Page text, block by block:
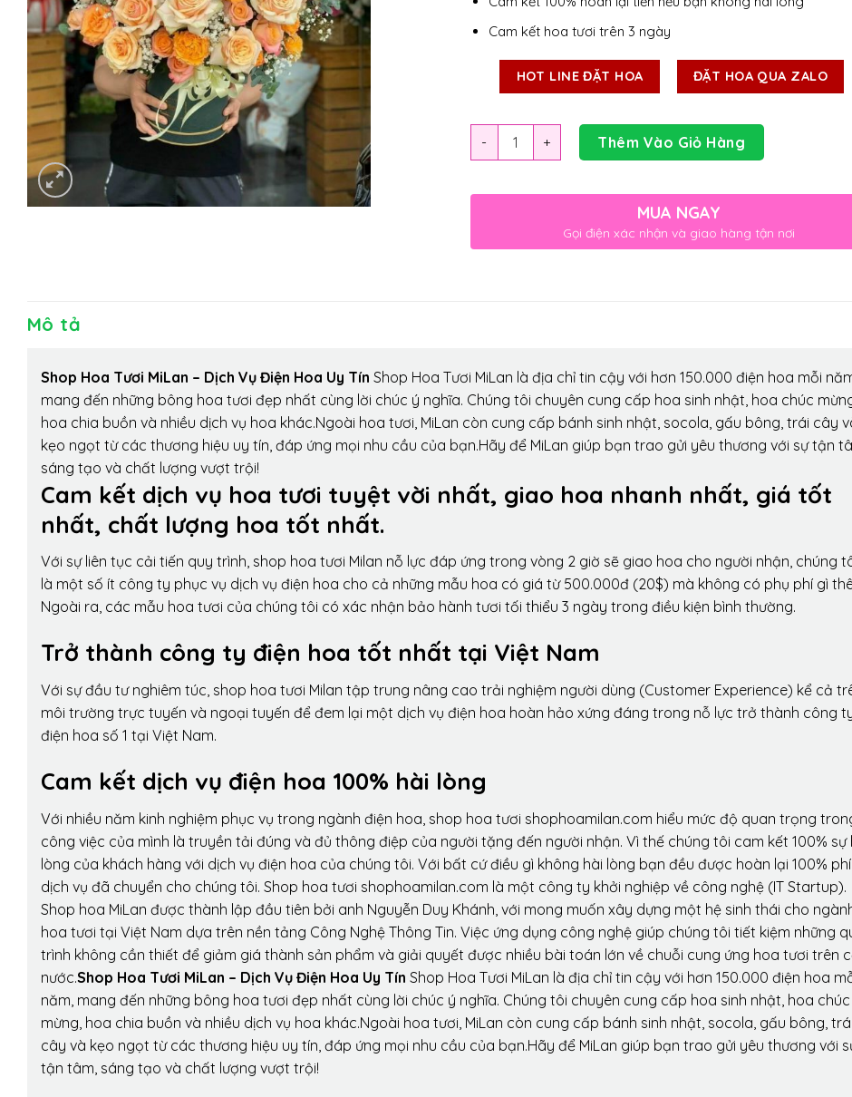
Cam kết hoa tươi trên 3 ngày
HOT LINE ĐẶT HOA ĐẶT HOA QUA ZALO
Số lượng Thêm Vào Giỏ Hàng
MUA NGAY
Gọi điện xác nhận và giao hàng tận nơi
Mô tả
Shop Hoa Tươi MiLan – Dịch Vụ Điện Hoa Uy Tín Shop Hoa Tươi MiLan là địa chỉ tin cậy với hơn 150.000 điện hoa mỗi
mang đến những bông hoa tươi đẹp nhất cùng lời chúc ý nghĩa. Chúng tôi chuyên cung cấp hoa sinh nhật, hoa chúc
hoa chia buồn và nhiều dịch vụ hoa khác.Ngoài hoa tươi, MiLan còn cung cấp bánh sinh nhật, socola, gấu bông, trái cây
kẹo ngọt từ các thương hiệu uy tín, đáp ứng mọi nhu cầu của bạn.Hãy để MiLan giúp bạn trao gửi yêu thương với sự tận
sáng tạo và chất lượng vượt trội!
Cam kết dịch vụ hoa tươi tuyệt vời nhất, giao hoa nhanh nhất, giá tốt
nhất, chất lượng hoa tốt nhất.
Với sự liên tục cải tiến quy trình, shop hoa tươi Milan nỗ lực đáp ứng trong vòng 2 giờ sẽ giao hoa cho người nhận, chúng
là một số ít công ty phục vụ dịch vụ điện hoa cho cả những mẫu hoa có giá từ 500.000đ (20$) mà không có phụ phí gì
Ngoài ra, các mẫu hoa tươi của chúng tôi có xác nhận bảo hành tươi tối thiểu 3 ngày trong điều kiện bình thường.
Trở thành công ty điện hoa tốt nhất tại Việt Nam
Với sự đầu tư nghiêm túc, shop hoa tươi Milan tập trung nâng cao trải nghiệm người dùng (Customer Experience) kể cả
môi trường trực tuyến và ngoại tuyến để đem lại một dịch vụ điện hoa hoàn hảo xứng đáng trong nỗ lực trở thành công
điện hoa số 1 tại Việt Nam.
Cam kết dịch vụ điện hoa 100% hài lòng
Với nhiều năm kinh nghiệm phục vụ trong ngành điện hoa, shop hoa tươi shophoamilan.com hiểu mức độ quan trọng
công việc của mình là truyền tải đúng và đủ thông điệp của người tặng đến người nhận. Vì thế chúng tôi cam kết 100% sự
lòng của khách hàng với dịch vụ điện hoa của chúng tôi. Với bất cứ điều gì không hài lòng bạn đều được hoàn lại 100% phí
dịch vụ đã chuyển cho chúng tôi. Shop hoa tươi shophoamilan.com là một công ty khởi nghiệp về công nghệ (IT Startup).
Shop hoa MiLan được thành lập đầu tiên bởi anh Nguyễn Duy Khánh, với mong muốn xây dựng một hệ sinh thái cho
hoa tươi tại Việt Nam dựa trên nền tảng Công Nghệ Thông Tin. Việc ứng dụng công nghệ giúp chúng tôi tiết kiệm những
trình không cần thiết để giảm giá thành sản phẩm và giải quyết được nhiều bài toán lớn về chuỗi cung ứng hoa tươi trên
nước.Shop Hoa Tươi MiLan – Dịch Vụ Điện Hoa Uy Tín Shop Hoa Tươi MiLan là địa chỉ tin cậy với hơn 150.000 điện hoa
năm, mang đến những bông hoa tươi đẹp nhất cùng lời chúc ý nghĩa. Chúng tôi chuyên cung cấp hoa sinh nhật, hoa chúc
mừng, hoa chia buồn và nhiều dịch vụ hoa khác.Ngoài hoa tươi, MiLan còn cung cấp bánh sinh nhật, socola, gấu bông, trái
cây và kẹo ngọt từ các thương hiệu uy tín, đáp ứng mọi nhu cầu của bạn.Hãy để MiLan giúp bạn trao gửi yêu thương với
tận tâm, sáng tạo và chất lượng vượt trội!